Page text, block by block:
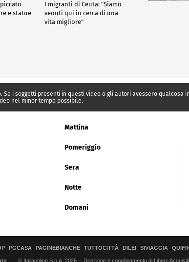
e statue
I migranti di Ceuta: "Siamo
venuti qui in cerca di una
vita migliore"
i soggetti presenti in questi video o gli autori avessero
nel minor tempo possibile.
Mattina
Pomeriggio
Sera
Notte
Domani
PGCASA PAGINEBIANCHE TUTTOCITTÀ DILEI SIVIAGGIA
© Italiaonline S.p.A. 2026 Direzione e coordinamento di Libero